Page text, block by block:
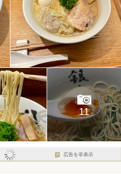
11
広告を非表示